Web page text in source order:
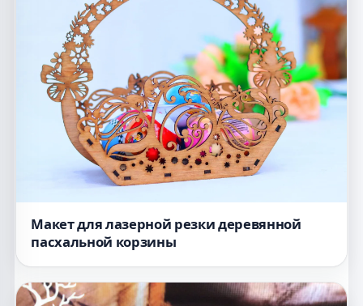
Макет для лазерной резки деревянной
пасхальной корзины